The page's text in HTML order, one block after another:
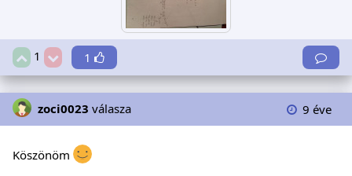
1 1
zoci0023 válasza 9 éve
Köszönöm